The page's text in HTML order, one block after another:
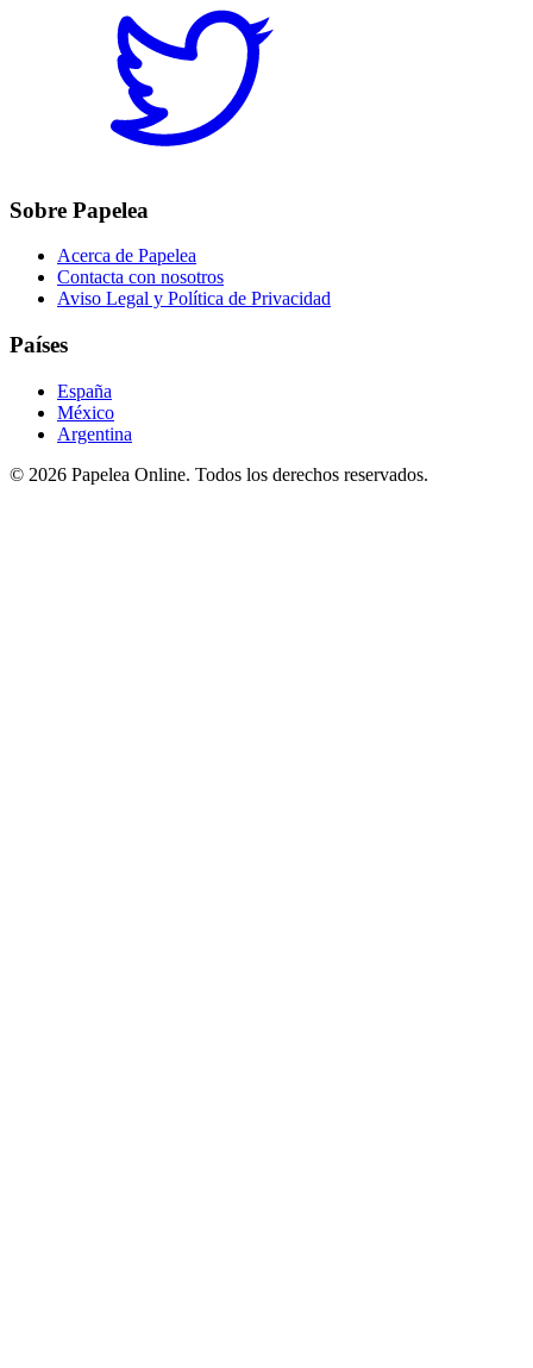
Sobre Papelea
Acerca de Papelea
Contacta con nosotros
Aviso Legal y Política de Privacidad
Países
España
México
Argentina
© 2026 Papelea Online. Todos los derechos reservados.